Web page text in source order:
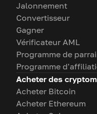
Jalonnement
Convertisseur
Gagner
Vérificateur AML
Programme de
Programme
Acheter des
Acheter Bitcoin
Acheter Ethereum